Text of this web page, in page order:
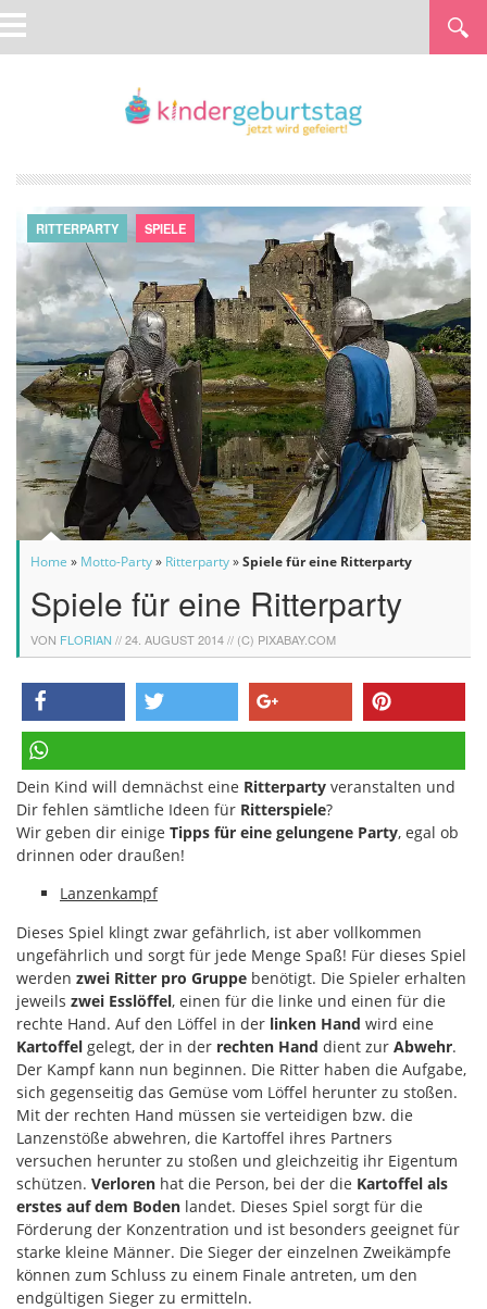
RITTERPARTY SPIELE
Home » Motto-Party» Ritterparty»Spiele für eine Ritterparty
Spiele für eine Ritterparty
VON FLORIAN //24. AUGUST 2014// (C) PIXABAY.COM
teilen
teilen
Dein Kind will demnächst eine Ritterparty veranstalten und
Dir fehlen sämtliche Ideen für Ritterspiele?
Wir geben dir einige Tipps für eine gelungene Party, egal ob
drinnen oder draußen!
Lanzenkampf
Dieses Spiel klingt zwar gefährlich, ist aber vollkommen
ungefährlich und sorgt für jede Menge Spaß! Für dieses Spiel
werden zwei Ritter pro Gruppe benötigt. Die Spieler erhalten
jeweils zwei Esslöffel, einen für die linke und einen für die
rechte Hand. Auf den Löffel in der linken Hand wird eine
Kartoffel gelegt, der in der rechten Hand dient zur Abwehr.
Der Kampf kann nun beginnen. Die Ritter haben die Aufgabe,
sich gegenseitig das Gemüse vom Löffel herunter zu stoßen.
Mit der rechten Hand müssen sie verteidigen bzw. die
Lanzenstöße abwehren, die Kartoffel ihres Partners
versuchen herunter zu stoßen und gleichzeitig ihr Eigentum
schützen. Verloren hat die Person, bei der die Kartoffel als
erstes auf dem Boden landet. Dieses Spiel sorgt für die
Förderung der Konzentration und ist besonders geeignet für
starke kleine Männer. Die Sieger der einzelnen Zweikämpfe
können zum Schluss zu einem Finale antreten, um den
endgültigen Sieger zu ermitteln.